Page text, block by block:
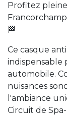
Profitez
🏁
Ce casque
indispensable
automobile.
nuisances
l'ambiance
Circuit de